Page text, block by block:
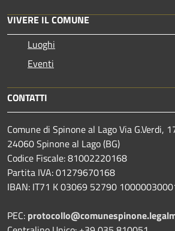
VIVERE IL COMUNE
Luoghi
Eventi
CONTATTI
Comune di Spinone al Lago Via G.Verdi,
24060 Spinone al Lago (BG)
Codice Fiscale: 81002220168
Partita IVA: 01279670168
IBAN: IT71 K 03069 52790
PEC: